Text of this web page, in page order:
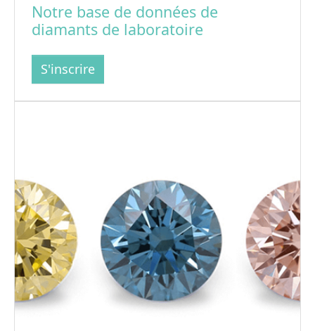
Notre base de données de
diamants de laboratoire
S'inscrire